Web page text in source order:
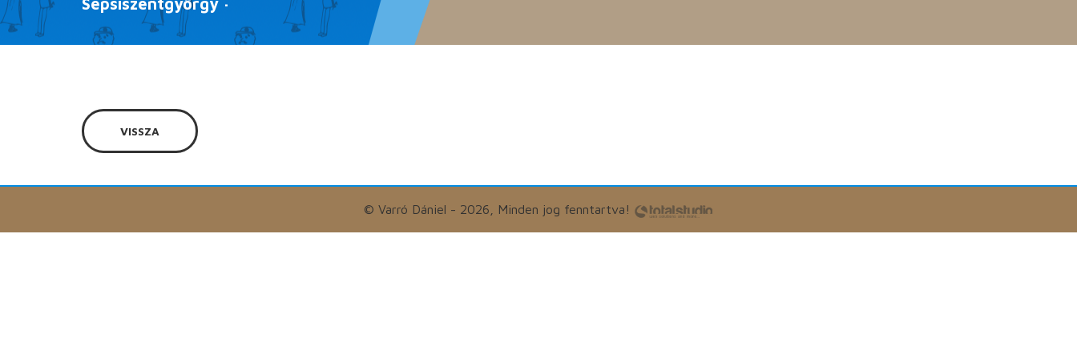
Sepsiszentgyörgy ·
VISSZA
© Varró Dániel - 2026, Minden jog fenntartva!